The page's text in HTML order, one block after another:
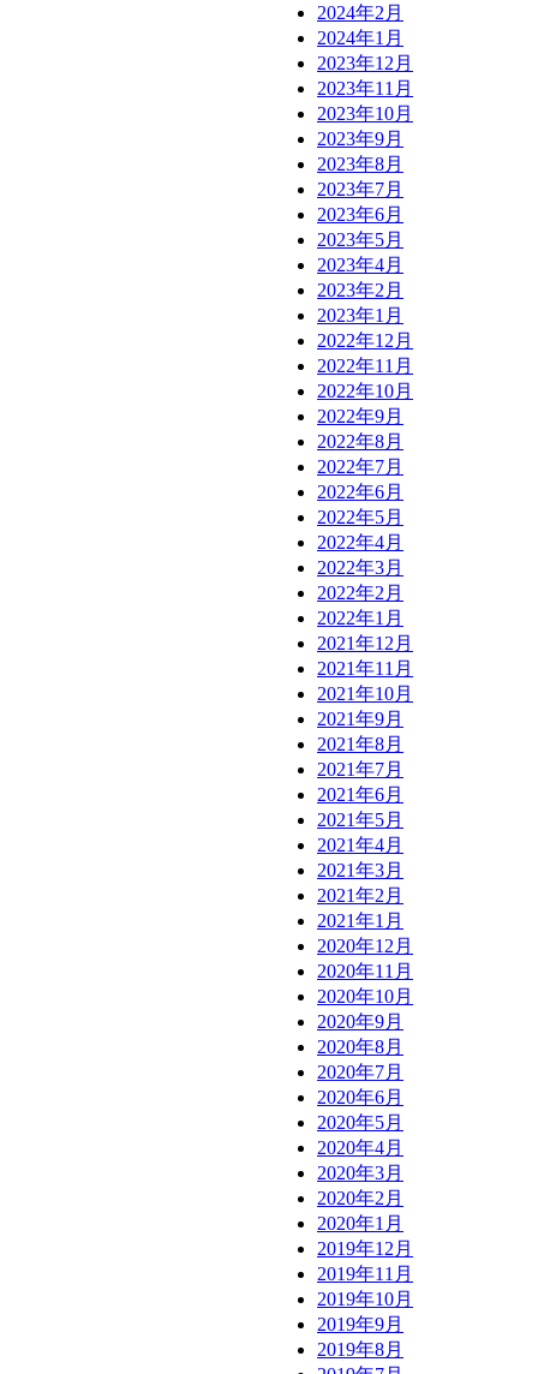
2024年2月
2024年1月
2023年12月
2023年11月
2023年10月
2023年9月
2023年8月
2023年7月
2023年6月
2023年5月
2023年4月
2023年2月
2023年1月
2022年12月
2022年11月
2022年10月
2022年9月
2022年8月
2022年7月
2022年6月
2022年5月
2022年4月
2022年3月
2022年2月
2022年1月
2021年12月
2021年11月
2021年10月
2021年9月
2021年8月
2021年7月
2021年6月
2021年5月
2021年4月
2021年3月
2021年2月
2021年1月
2020年12月
2020年11月
2020年10月
2020年9月
2020年8月
2020年7月
2020年6月
2020年5月
2020年4月
2020年3月
2020年2月
2020年1月
2019年12月
2019年11月
2019年10月
2019年9月
2019年8月